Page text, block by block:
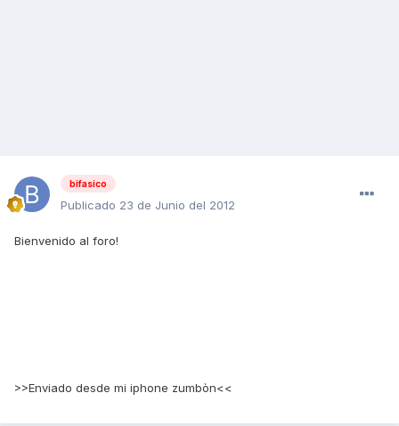
bifasico
Publicado 23 de Junio del 2012
Bienvenido al foro!
>>Enviado desde mi iphone zumbòn<<